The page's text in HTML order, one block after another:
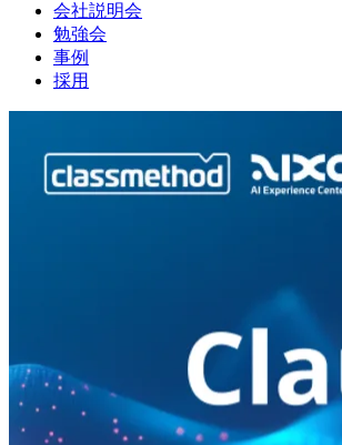
会社説明会
勉強会
事例
採用